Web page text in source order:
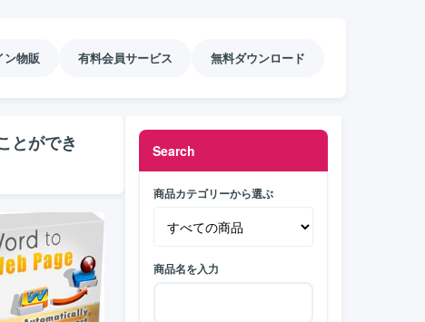
ン物販 有料会員サービス 無料ダウンロード
とができ
Search
商品カテゴリーから選ぶ
商品名を入力